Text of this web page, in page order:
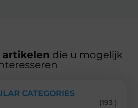
artikelen die u mogelijk
CATEGORIES
(193 )